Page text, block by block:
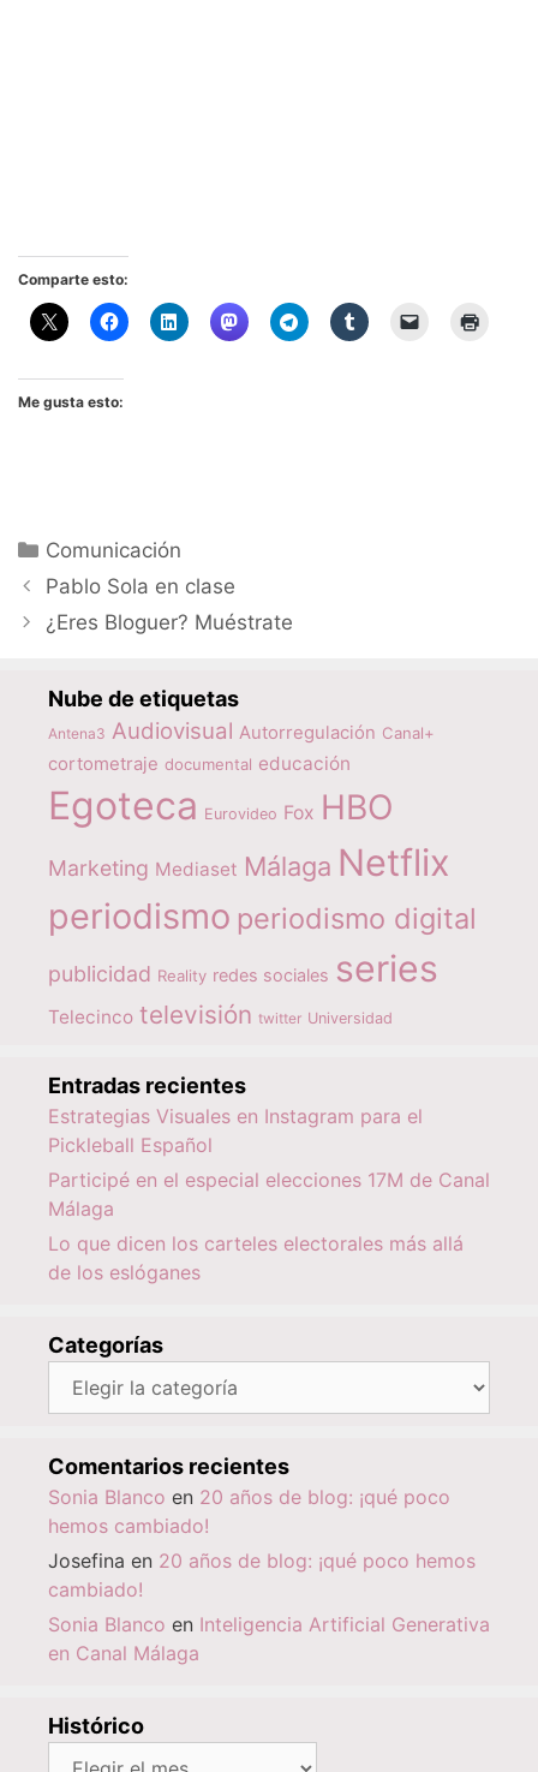
Comparte esto:
Me gusta esto:
Categorías
Comunicación
Pablo Sola en clase
¿Eres Bloguer? Muéstrate
Nube de etiquetas
Antena3 Audiovisual Autorregulación Canal+
cortometraje documental educación
Egoteca Eurovideo Fox HBO
Marketing Mediaset Málaga Netflix
periodismo periodismo digital
publicidad Reality redes sociales series
Telecinco televisión twitter Universidad
Entradas recientes
Estrategias Visuales en Instagram para el
Pickleball Español
Participé en el especial elecciones 17M de Canal
Málaga
Lo que dicen los carteles electorales más allá
de los eslóganes
Categorías
Categorías
Comentarios recientes
Sonia Blanco en 20 años de blog: ¡qué poco
hemos cambiado!
Josefina en 20 años de blog: ¡qué poco hemos
cambiado!
Sonia Blanco en Inteligencia Artificial Generativa
en Canal Málaga
Histórico
Histórico